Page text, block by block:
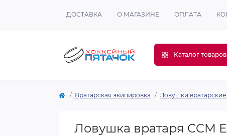
ДОСТАВКА О МАГАЗИНЕ ОПЛАТА
Каталог товаров
Вратарская экипировка Ловушки вратарские
Ловушка вратаря CCM E